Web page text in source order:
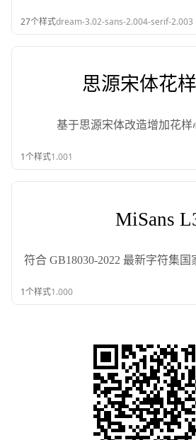
27个样式dream-3.02-sans-2.004-serif-2.003
思源宋体花
基于思源宋体改造增加花样
1个样式1.001
MiSans
符合 GB18030-2022 最新字符集
1个样式1.000